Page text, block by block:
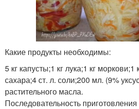
Какие продукты необходимы:
5 кг капусты;1 кг лука;1 кг моркови;1
сахара;4 ст. л. соли;200 мл. (9%
растительного масла.
Последовательность приготовления